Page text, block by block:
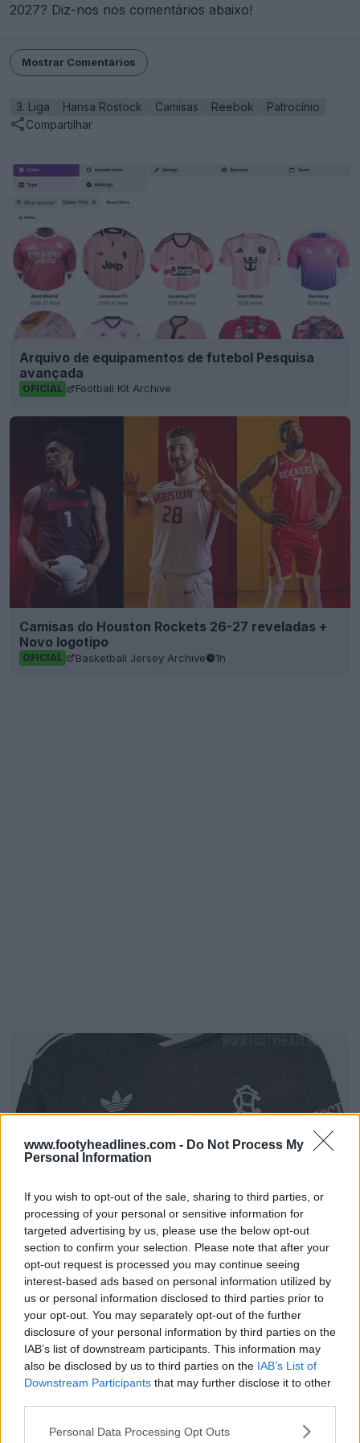
www.footyheadlines.com - Do Not Process My
Personal Information
If you wish to opt-out of the sale, sharing to third parties, or
processing of your personal or sensitive information for
targeted advertising by us, please use the below opt-out
section to confirm your selection. Please note that after your
opt-out request is processed you may continue seeing
interest-based ads based on personal information utilized by
us or personal information disclosed to third parties prior to
your opt-out. You may separately opt-out of the further
disclosure of your personal information by third parties on the
IAB’s list of downstream participants. This information may
also be disclosed by us to third parties on the IAB’s List of
Downstream Participants that may further disclose it to other
Personal Data Processing Opt Outs
2027? Diz-nos nos comentários abaixo!
Mostrar Comentários
3. Liga Hansa Rostock Camisas Reebok
Patrocínio
Compartilhar
Arquivo de equipamentos de futebol Pesquisa
avançada
OFICIAL Football Kit Archive
Camisas do Houston Rockets 26-27 reveladas +
Novo logotipo
OFICIAL Basketball Jersey Archive 1h
Camisa reserva do Club América 26-27 vazou -
Fotos oficiais
56 0